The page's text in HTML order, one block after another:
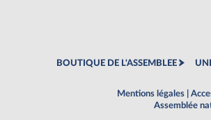
BOUTIQUE DE L'ASSEMBLEE
Mentions légales
Assemblée